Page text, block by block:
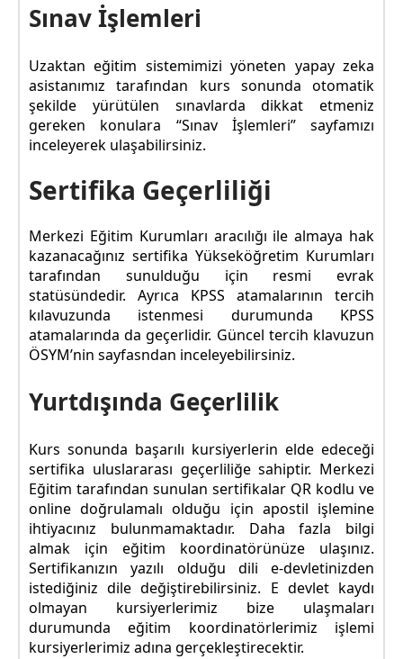
Sınav İşlemleri
Uzaktan eğitim sistemimizi yöneten yapay zeka
asistanımız tarafından kurs sonunda otomatik
şekilde yürütülen sınavlarda dikkat etmeniz
gereken konulara “Sınav İşlemleri” sayfamızı
inceleyerek ulaşabilirsiniz.
Sertifika Geçerliliği
Merkezi Eğitim Kurumları aracılığı ile almaya hak
kazanacağınız sertifika Yükseköğretim Kurumları
tarafından sunulduğu için resmi evrak
statüsündedir. Ayrıca KPSS atamalarının tercih
kılavuzunda istenmesi durumunda KPSS
atamalarında da geçerlidir. Güncel tercih klavuzun
ÖSYM’nin sayfasndan inceleyebilirsiniz.
Yurtdışında Geçerlilik
Kurs sonunda başarılı kursiyerlerin elde edeceği
sertifika uluslararası geçerliliğe sahiptir. Merkezi
Eğitim tarafından sunulan sertifikalar QR kodlu ve
online doğrulamalı olduğu için apostil işlemine
ihtiyacınız bulunmamaktadır. Daha fazla bilgi
almak için eğitim koordinatörünüze ulaşınız.
Sertifikanızın yazılı olduğu dili e-devletinizden
istediğiniz dile değiştirebilirsiniz. E devlet kaydı
olmayan kursiyerlerimiz bize ulaşmaları
durumunda eğitim koordinatörlerimiz işlemi
kursiyerlerimiz adına gerçekleştirecektir.